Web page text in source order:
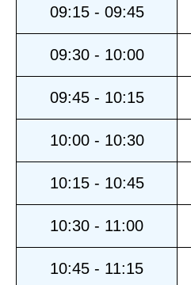
09:15 - 09:45
09:30 - 10:00
09:45 - 10:15
10:00 - 10:30
10:15 - 10:45
10:30 - 11:00
10:45 - 11:15